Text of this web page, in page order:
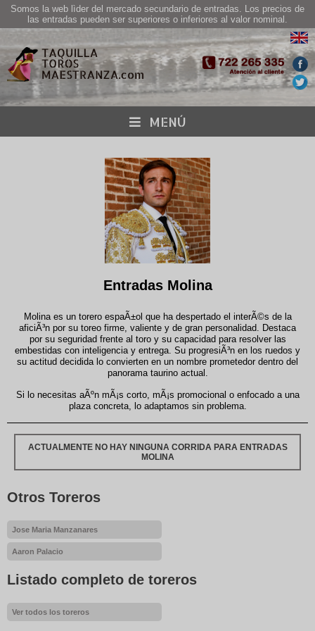
Somos la web lìder del mercado secundario de entradas. Los precios de
las entradas pueden ser superiores o inferiores al valor nominal.
MENÚ
Entradas Molina
Molina es un torero espaÃ±ol que ha despertado el interÃ©s de la
aficiÃ³n por su toreo firme, valiente y de gran personalidad. Destaca
por su seguridad frente al toro y su capacidad para resolver las
embestidas con inteligencia y entrega. Su progresiÃ³n en los ruedos y
su actitud decidida lo convierten en un nombre prometedor dentro del
panorama taurino actual.
Si lo necesitas aÃºn mÃ¡s corto, mÃ¡s promocional o enfocado a una
plaza concreta, lo adaptamos sin problema.
ACTUALMENTE NO HAY NINGUNA CORRIDA PARA ENTRADAS
MOLINA
Otros Toreros
Jose Maria Manzanares
Aaron Palacio
Listado completo de toreros
Ver todos los toreros